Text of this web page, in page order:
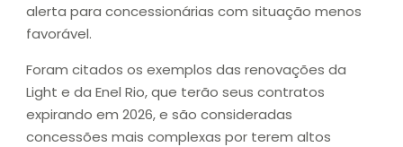
alerta para concessionárias com situação menos
favorável.
Foram citados os exemplos das renovações da
Light e da Enel Rio, que terão seus contratos
expirando em 2026, e são consideradas
concessões mais complexas por terem altos